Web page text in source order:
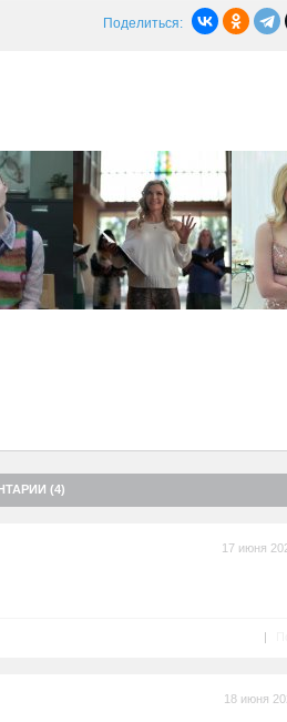
Поделиться:
(4)
17 июня
|
18 июня